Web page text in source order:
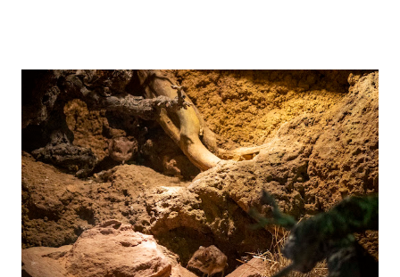
instalación, ubicada en la zona de Templados y visible al
público, permite observar en directo las primeras fases del
ciclo vital de estos invertebrados, al tiempo que centraliza
y optimiza los procesos técnicos que garantizan el
bienestar y la presencia de estos animales en los acuarios
de exhibición. Con esta apertura, el Oceanogràfic (GVA –
CACSA) da un paso más en la transparencia y divulgación de
su trabajo científico. Además de una infraestructura